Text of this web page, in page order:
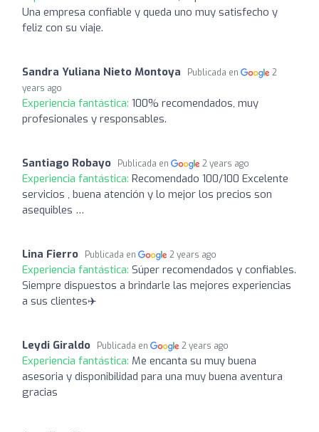
Una empresa confiable y queda uno muy satisfecho y
feliz con su viaje.
Sandra Yuliana Nieto Montoya Publicada en
2
years ago
Experiencia fantástica: 100% recomendados, muy
profesionales y responsables.
Santiago Robayo Publicada en 2 years ago
Experiencia fantástica: Recomendado 100/100 Excelente
servicios , buena atención y lo mejor los precios son
asequibles …
Lina Fierro Publicada en 2 years ago
Experiencia fantástica: Súper recomendados y confiables.
Siempre dispuestos a brindarle las mejores experiencias
a sus clientes✈️
Leydi Giraldo Publicada en 2 years ago
Experiencia fantástica: Me encanta su muy buena
asesoria y disponibilidad para una muy buena aventura
gracias